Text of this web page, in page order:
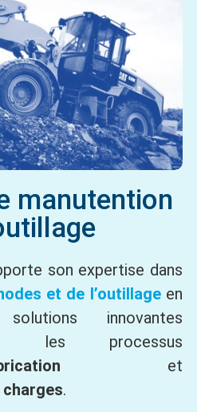
manutention
son expertise dans
et de l’outillageen
innovantes
les processus
et
charges.